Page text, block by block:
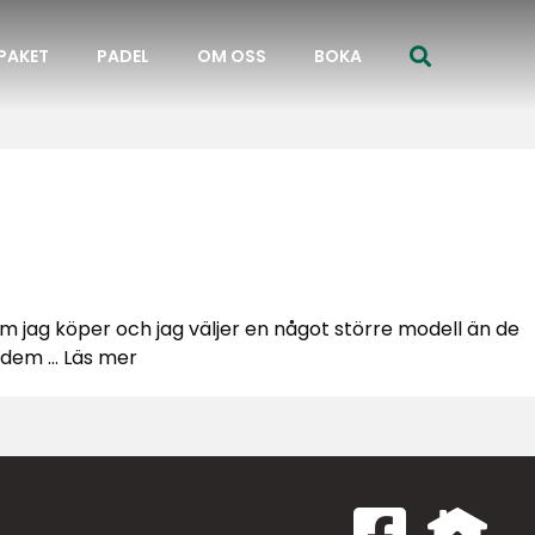
PADEL OM OSS BOKA
jag köper och jag väljer en något större modell än de
… Läs mer